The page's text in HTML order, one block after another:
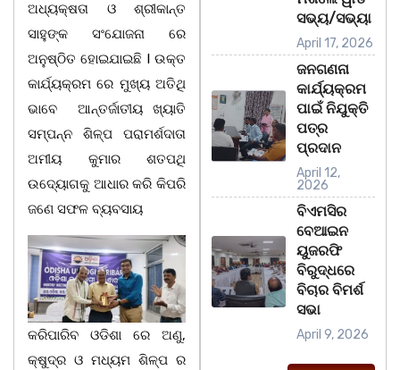
ଅଧ୍ୟକ୍ଷତା ଓ ଶ୍ରୀକାନ୍ତ
ସାହୁଙ୍କ ସଂଯୋଜନା ରେ
ଅନୁଷ୍ଠିତ ହୋଇଯାଇଛି l ଉକ୍ତ
କାର୍ଯ୍ୟକ୍ରମ ରେ ମୁଖ୍ୟ ଅତିଥି
ଭାବେ ଆନ୍ତର୍ଜାତୀୟ ଖ୍ୟାତି
ସମ୍ପନ୍ନ ଶିଳ୍ପ ପରାମର୍ଶଦାତା
ଅମୀୟ କୁମାର ଶତପଥି
ଉଦ୍ୟୋଗକୁ ଆଧାର କରି କିପରି
ଜଣେ ସଫଳ ବ୍ୟବସାୟ
କରିପାରିବ ଓଡିଶା ରେ ଅଣୁ,
କ୍ଷୁଦ୍ର ଓ ମଧ୍ୟମ ଶିଳ୍ପ ର
ସଭ୍ୟ/ସଭ୍ୟା
April 17, 2026
ଜନଗଣନା
କାର୍ଯ୍ୟକ୍ରମ
ପାଇଁ ନିଯୁକ୍ତି
ପତ୍ର
ପ୍ରଦାନ
April 12,
2026
ବିଏମସିର
ବେଆଇନ
ୟୁଜରଫି
ବିରୁଦ୍ଧରେ
ବିଚାର ବିମର୍ଶ
ସଭା
April 9, 2026